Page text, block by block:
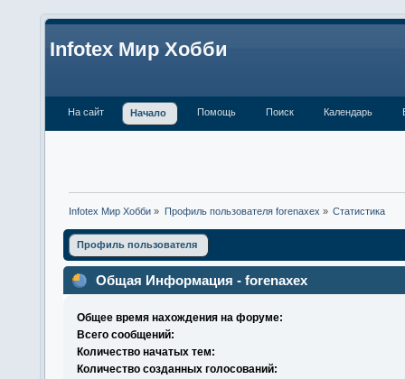
Infotex Мир Хобби
На сайт Начало Помощь Поиск Календарь
Infotex Мир Хобби » Профиль пользователя forenaxex » Статистика
Профиль пользователя
Общая Информация - forenaxex
Общее время нахождения на форуме:
Всего сообщений:
Количество начатых тем:
Количество созданных голосований: